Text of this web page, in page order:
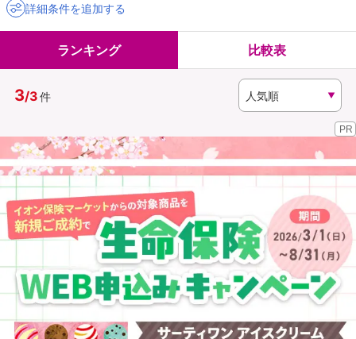
イオングループ従業員さま向け
資料請求
（無料）
訪問相談
イオンカード会員さま専用保険
詳細条件を追加する
ランキング 比較表
3/3件
PR